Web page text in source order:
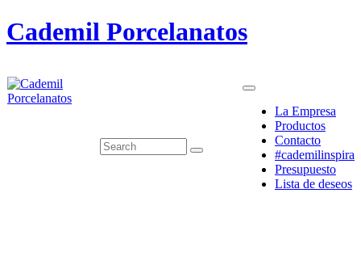
Cademil Porcelanatos
La Empresa
Productos
Contacto
#cademilinspira
Presupuesto
Lista de deseos